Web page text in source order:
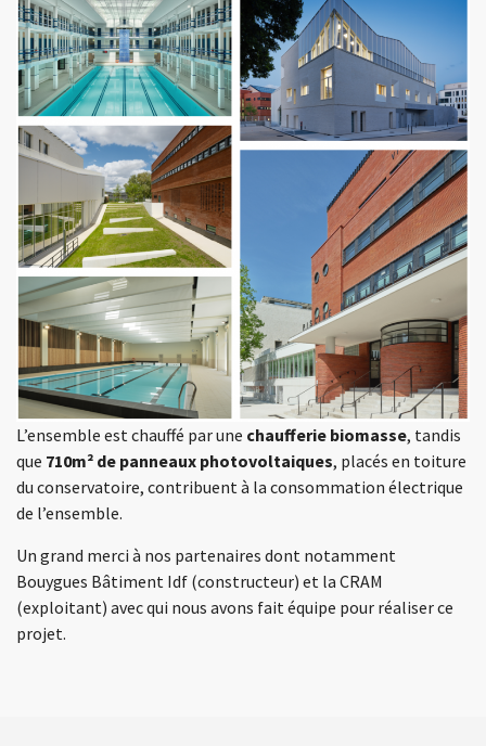
L’ensemble est chauffé par une chaufferie biomasse, tandis
que 710m² de panneaux photovoltaiques, placés en toiture
du conservatoire, contribuent à la consommation électrique
de l’ensemble.
Un grand merci à nos partenaires dont notamment
Bouygues Bâtiment Idf (constructeur) et la CRAM
(exploitant) avec qui nous avons fait équipe pour réaliser ce
projet.